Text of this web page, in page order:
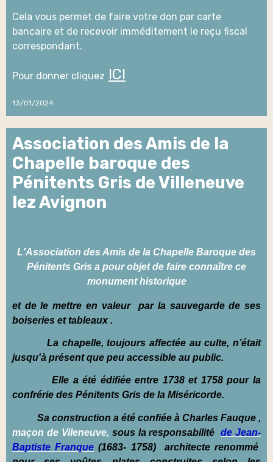
Cela vous permet de faire votre don par carte
bancaire et de recevoir imméditement le reçu fiscal
correspondant.
Pour donner cliquez ICI
13/01/2024
Association des Amis de la
Chapelle baroque des
Pénitents Gris de Villeneuve
lez Avignon
L'Association des Amis de la Chapelle Baroque des
Pénitents Gris a pour objet de faire connaître ce
monument historique
et de le mettre en valeur par la sauvegarde de ses
boiseries et tableaux .
La chapelle, toujours affectée au culte, n’était
jusqu'à présent que peu accessible au public.
Elle a été édifiée entre 1738 et 1758 pour la
confrérie des Pénitents Gris de la Miséricorde.
Sa construction a été confiée à Charles Fauque ,
maçon de Vileneuve, sous la responsabilité de Jean-
Baptiste Franque (1683- 1758) architecte renommé